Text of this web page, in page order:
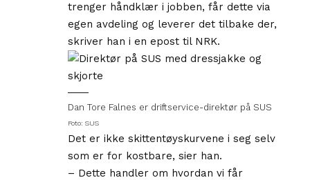
trenger håndklær i jobben, får dette via
egen avdeling og leverer det tilbake der,
skriver han i en epost til NRK.
Dan Tore Falnes er driftservice-direktør på SUS
Foto: SUS
Det er ikke skittentøyskurvene i seg selv
som er for kostbare, sier han.
– Dette handler om hvordan vi får